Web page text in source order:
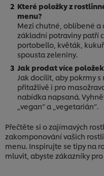
Které položky z
menu?
Mezi chutné, oblíbené
základní potraviny patří
portobello, květák,
spousta zeleniny.
Jak prodat více
Jak docílit, aby pokrmy
přitažlivě i pro
nabídka napsaná.
„vegan“ a „vegetarián“.
Přečtěte si o zajímavých
zakomponování vašich
menu. Inspirujte se tipy na
mluvit, abyste zákazníky